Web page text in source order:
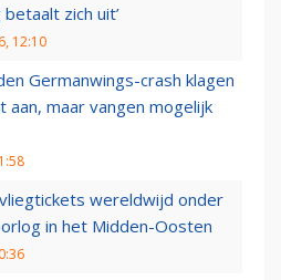
zich uit’
12:10
Germanwings-crash klagen
aan, maar vangen mogelijk
wereldwijd onder
in het Midden-Oosten